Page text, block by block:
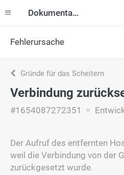
Dokumentation
Fehlerursache
Gründe für das Scheitern
Verbindung
#1654087272351
Der Aufruf des entfernten
weil die Verbindung von der
zurückgesetzt wurde.